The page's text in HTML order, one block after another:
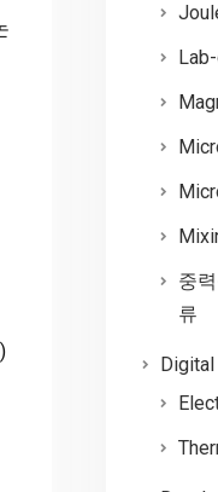
중
류